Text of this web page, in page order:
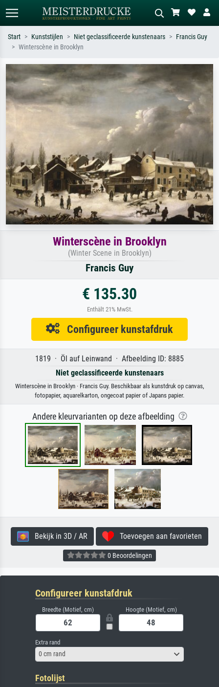
Zoek op kunstenaar, titel of stijl – bijv.
Monet, Sterrennacht, impressionisme,
Hokusai-golf, naakt.
Beschrijf de scène – bijv. groene
weide, abstract met veel rood, donker
olieverfschilderij, staand naakt naast
Start Kunststijlen Niet geclassificeerde kunstenaars
Francis Guy
Winterscène in Brooklyn
Winterscène in Brooklyn
(Winter Scene in Brooklyn)
Francis Guy
€ 135.30
Enthält 21% MwSt.
Configureer kunstafdruk
1819 · Öl auf Leinwand · Afbeelding ID: 8885
Niet geclassificeerde kunstenaars
Winterscène in Brooklyn · Francis Guy. Beschikbaar als kunstdruk op canvas,
fotopapier, aquarelkarton, ongecoat papier of Japans papier.
Andere kleurvarianten op deze afbeelding
Bekijk in 3D / AR Toevoegen aan favorieten
0 Beoordelingen
Configureer kunstafdruk
Breedte (Motief, cm) Hoogte (Motief, cm)
Extra rand
0 cm rand
Fotolijst